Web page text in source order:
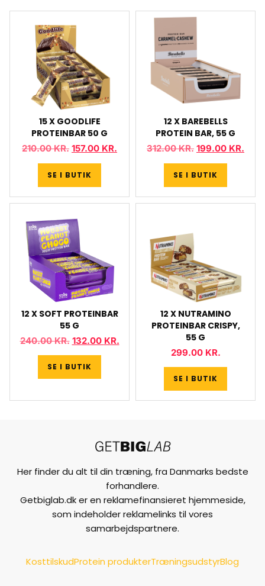
15 X GOODLIFE
PROTEINBAR 50 G
210.00KR. 157.00 KR.
SE I BUTIK
12 X BAREBELLS
PROTEIN BAR, 55 G
312.00KR. 199.00 KR.
SE I BUTIK
12 X SOFT PROTEINBAR
55 G
240.00KR. 132.00 KR.
SE I BUTIK
12 X NUTRAMINO
PROTEINBAR CRISPY,
55 G
299.00 KR.
SE I BUTIK
Her finder du alt til din træning, fra Danmarks bedste
forhandlere.
Getbiglab.dk er en reklamefinansieret hjemmeside,
som indeholder reklamelinks til vores
samarbejdspartnere.
KosttilskudProtein produkterTræningsudstyrBlog